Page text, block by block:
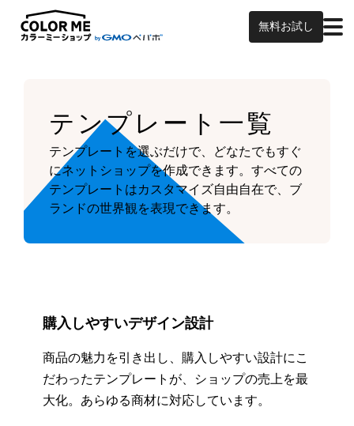
無料お試し
テンプレート一覧
テンプレートを選ぶだけで、どなたでもすぐ
にネットショップを作成できます。すべての
テンプレートはカスタマイズ自由自在で、ブ
ランドの世界観を表現できます。
購入しやすいデザイン設計
商品の魅力を引き出し、購入しやすい設計にこ
だわったテンプレートが、ショップの売上を最
大化。あらゆる商材に対応しています。